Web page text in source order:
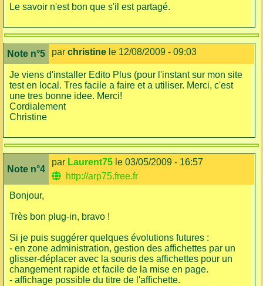
Le savoir n'est bon que s'il est partagé.
Note n°5 par christinele 12/08/2009 - 09:03
Je viens d'installer Edito Plus (pour l'instant sur mon site
test en local. Tres facile a faire et a utiliser. Merci, c'est
une tres bonne idee. Merci!
Cordialement
Christine
Note n°4
par Laurent75 le 03/05/2009 - 16:57
http://arp75.free.fr
Bonjour,
Très bon plug-in, bravo !
Si je puis suggérer quelques évolutions futures :
- en zone administration, gestion des affichettes par un
glisser-déplacer avec la souris des affichettes pour un
changement rapide et facile de la mise en page.
- affichage possible du titre de l'affichette.